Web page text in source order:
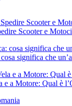
Scooter e
significa che
e a Motore: Qual è